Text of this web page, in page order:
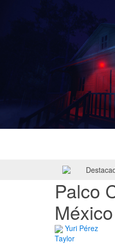
Palco
México
Yuri Pérez
Taylor